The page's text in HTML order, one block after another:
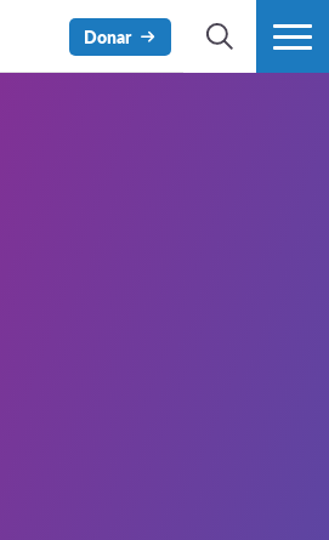
BÚSQUEDA MÁS
Donar